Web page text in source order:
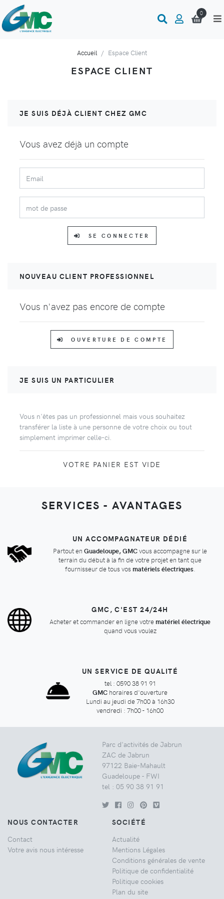
0
Accueil Espace Client
ESPACE CLIENT
JE SUIS DÉJÀ CLIENT CHEZ GMC
Vous avez déjà un compte
SE CONNECTER
NOUVEAU CLIENT PROFESSIONNEL
Vous n'avez pas encore de compte
OUVERTURE DE COMPTE
JE SUIS UN PARTICULIER
Vous n'êtes pas un professionnel mais vous souhaitez
transférer la liste à une personne de votre choix ou tout
simplement imprimer celle-ci.
VOTRE PANIER EST VIDE
SERVICES - AVANTAGES
UN ACCOMPAGNATEUR DÉDIÉ
Partout en Guadeloupe, GMCvous accompagne sur le
terrain du début à la fin de votre projet en tant que
fournisseur de tous vos matériels électriques.
GMC, C'EST 24/24H
Acheter et commander en ligne votre matériel électrique
quand vous voulez
UN SERVICE DE QUALITÉ
tel : 0590 38 91 91
GMC horaires d'ouverture
Lundi au jeudi de 7h00 à 16h30
vendredi : 7h00 - 16h00
Parc d'activités de Jabrun
ZAC de Jabrun
97122 Baie-Mahault
Guadeloupe - FWI
tel : 05 90 38 91 91
NOUS CONTACTER
Contact
Votre avis nous intéresse
SOCIÉTÉ
Actualité
Mentions Légales
Conditions générales de vente
Politique de confidentialité
Politique cookies
Plan du site